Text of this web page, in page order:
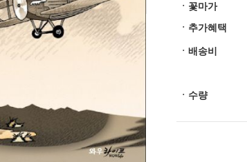
ㆍ꽃마가
ㆍ추가혜택
ㆍ배송비
ㆍ수량